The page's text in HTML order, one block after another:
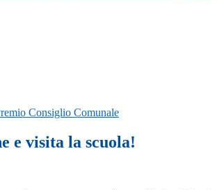
Consiglio Comunale
e visita la scuola!